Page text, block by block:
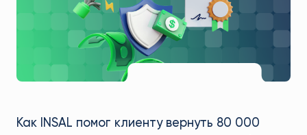
80 000
200 000₽ и вырваться вперёд
маркетплейсе
Марк пришёл к нам с идеей начать
маркетплейсах, но без конкретного
начать. Мы помогли найти товар с
договорились о выгодной цене с
перед конкурентами.
Заключение контракта с